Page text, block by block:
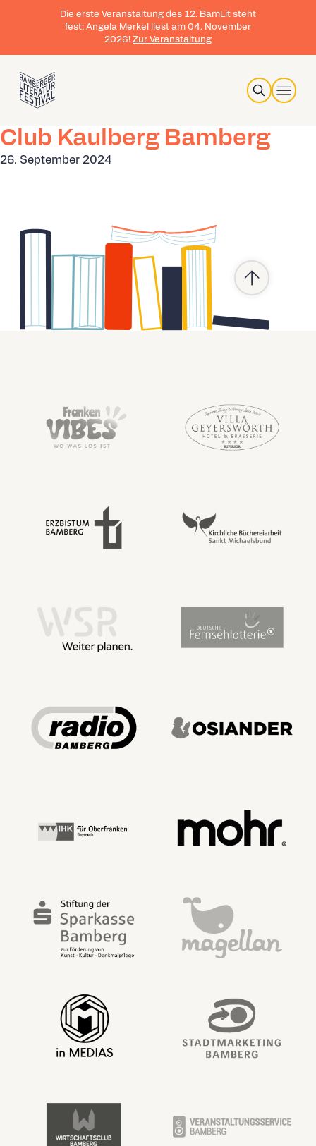
Die erste Veranstaltung des 12. BamLit steht
fest: Angela Merkel liest am 04. November
2026! Zur Veranstaltung
Search
Club Kaulberg Bamberg
26. September 2024